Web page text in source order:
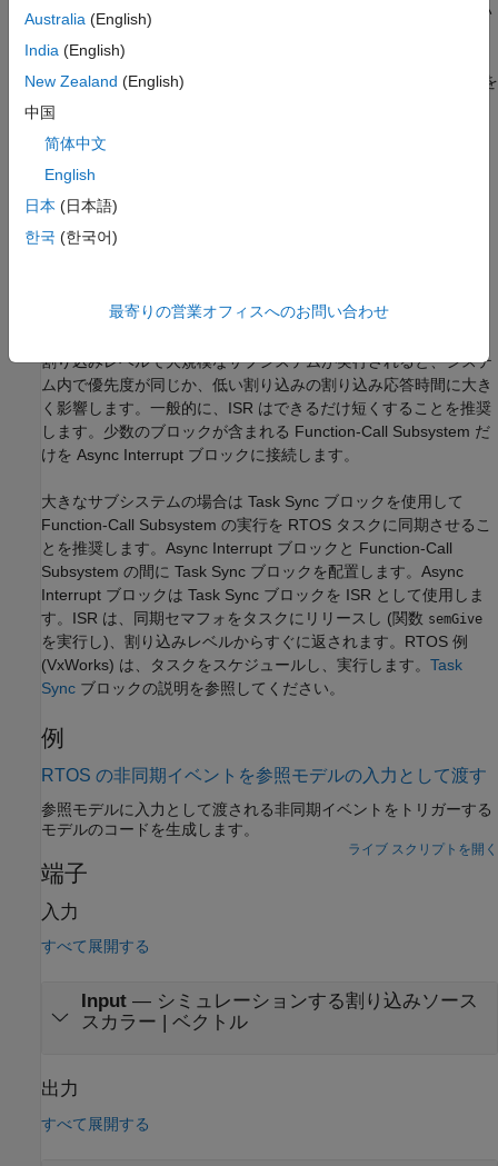
このブロックは 1 ～ 7 個の VME 割り込みをサポートしてい
このブロックでは次の RTOS (VxWorks) システム呼び出しを
sysIntEnable
sysIntDisable
intConnect
intLock
割り込みレベルで大規模なサブシステムが実行されると、システ
ム内で優先度が同じか、低い割り込みの割り込み応答時間に大き
く影響します。一般的に、ISR はできるだけ短くすることを推奨
します。少数のブロックが含まれる Function-Call Subsystem だ
けを Async Interrupt ブロックに接続します。
大きなサブシステムの場合は Task Sync ブロックを使用して
Function-Call Subsystem の実行を RTOS タスクに同期させるこ
とを推奨します。 Async Interrupt ブロックと Function-Call
Subsystem の間に Task Sync ブロックを配置します。 Async
Interrupt ブロックは Task Sync ブロックを ISR として使用しま
す。ISR は、同期セマフォをタスクにリリースし (関数 semGive
を実行し)、割り込みレベルからすぐに返されます。RTOS 例
(VxWorks) は、タスクをスケジュールし、実行します。 Task
Sync ブロックの説明を参照してください。
例
RTOS の非同期イベントを参照モデルの入力として渡す
参照モデルに入力として渡される非同期イベントをトリガーする
モデルのコードを生成します。
ライブ スクリプトを開く
端子
入力
すべて展開する
Input— シミュレーションする割り込みソース
スカラー | ベクトル
出力
すべて展開する
Australia (English)
India (English)
New Zealand (English)
中国
简体中文
English
日本 (日本語)
한국 (한국어)
最寄りの営業オフィスへのお問い合わせ